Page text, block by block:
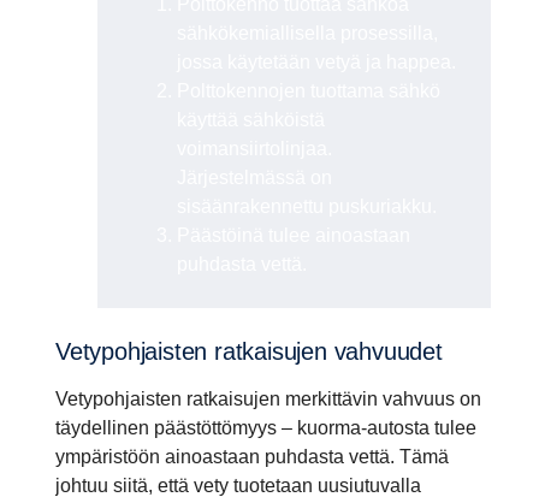
Vetypoh­jaisten ratkai­sujen vahvuudet
Vetypohjaisten ratkaisujen merkittävin vahvuus on
täydellinen päästöttömyys – kuorma-autosta tulee
ympäristöön ainoastaan puhdasta vettä. Tämä
johtuu siitä, että vety tuotetaan uusiutuvalla